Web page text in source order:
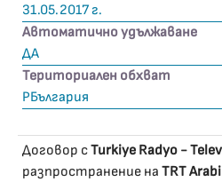
31.05.2017 г.
Автоматично удължаване
ДА
Териториален обхват
РБългария
Договор сTurkiye Radyo -
разпространение на TRT